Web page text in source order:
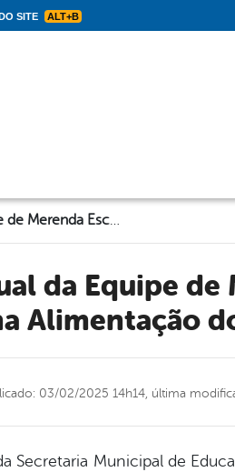
SITE ALT+B
Capacitação Anual da Equipe de Merenda Escolar Reforça Qualidade na Alimentação dos Alunos de Solidão
Alimentação
03/02/2025 14h14, última
Secretaria Municipal de